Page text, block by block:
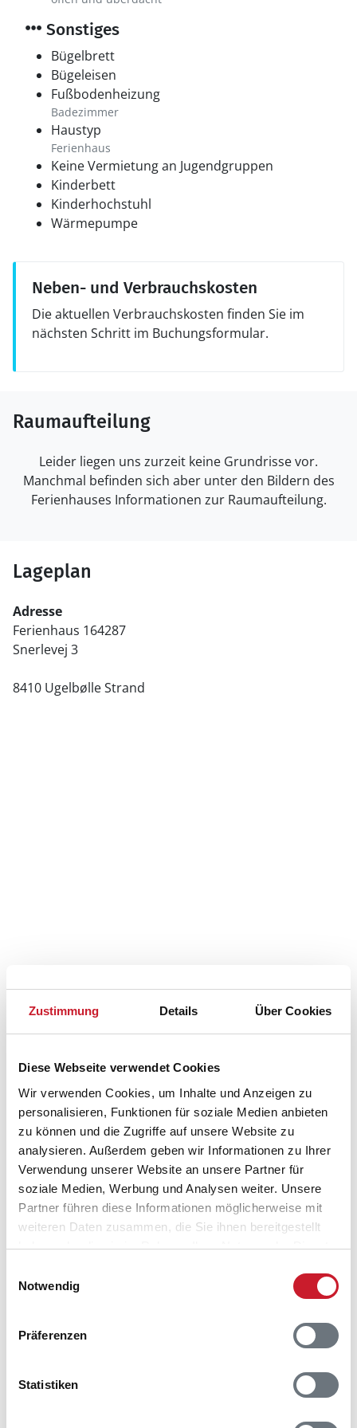
Zustimmung Details Über Cookies
Diese Webseite verwendet Cookies
Wir verwenden Cookies, um Inhalte und Anzeigen zu
personalisieren, Funktionen für soziale Medien anbieten
zu können und die Zugriffe auf unsere Website zu
analysieren. Außerdem geben wir Informationen zu Ihrer
Verwendung unserer Website an unsere Partner für
soziale Medien, Werbung und Analysen weiter. Unsere
Partner führen diese Informationen möglicherweise mit
weiteren Daten zusammen, die Sie ihnen bereitgestellt
haben oder die sie im Rahmen Ihrer Nutzung der Dienste
Notwendig
Präferenzen
Statistiken
Sonstiges
Bügelbrett
Bügeleisen
Fußbodenheizung
Badezimmer
Haustyp
Ferienhaus
Keine Vermietung an Jugendgruppen
Kinderbett
Kinderhochstuhl
Wärmepumpe
Neben- und Verbrauchskosten
Die aktuellen Verbrauchskosten finden Sie im
nächsten Schritt im Buchungsformular.
Raumaufteilung
Leider liegen uns zurzeit keine Grundrisse vor.
Manchmal befinden sich aber unter den Bildern des
Ferienhauses Informationen zur Raumaufteilung.
Lageplan
Adresse
Ferienhaus 164287
Snerlevej 3
8410 Ugelbølle Strand
Belegungskalender
Reisedauer auswählen
Anzahl Reisende auswählen
Anreisetag im Belegungskalender anklicken
Sie bekommen Verfügbarkeit und Preis angezeigt
Reisedauer Anzahl Reisende
Bitte beachten Sie, dass sich bei Änderungen des
Reisezeitraumes auch Änderungen bei der
Hausbeschreibung und/oder der Ausstattung ergeben
2026 1 2 10 11
12
D
D F
S